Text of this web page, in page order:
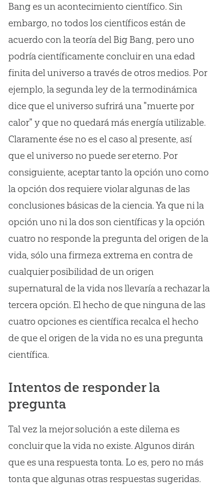
Bang es un acontecimiento científico. Sin
embargo, no todos los científicos están de
acuerdo con la teoría del Big Bang, pero uno
podría científicamente concluir en una edad
finita del universo a través de otros medios. Por
ejemplo, la segunda ley de la termodinámica
dice que el universo sufrirá una "muerte por
calor" y que no quedará más energía utilizable.
Claramente ése no es el caso al presente, así
que el universo no puede ser eterno. Por
consiguiente, aceptar tanto la opción uno como
la opción dos requiere violar algunas de las
conclusiones básicas de la ciencia. Ya que ni la
opción uno ni la dos son científicas y la opción
cuatro no responde la pregunta del origen de la
vida, sólo una firmeza extrema en contra de
cualquier posibilidad de un origen
supernatural de la vida nos llevaría a rechazar la
tercera opción. El hecho de que ninguna de las
cuatro opciones es científica recalca el hecho
de que el origen de la vida no es una pregunta
científica.
Intentos de responder la
pregunta
Tal vez la mejor solución a este dilema es
concluir que la vida no existe. Algunos dirán
que es una respuesta tonta. Lo es, pero no más
tonta que algunas otras respuestas sugeridas.